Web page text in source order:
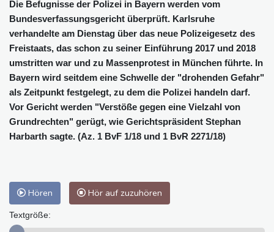
Die Befugnisse der Polizei in Bayern werden vom
Bundesverfassungsgericht überprüft. Karlsruhe
verhandelte am Dienstag über das neue Polizeigesetz des
Freistaats, das schon zu seiner Einführung 2017 und 2018
umstritten war und zu Massenprotest in München führte. In
Bayern wird seitdem eine Schwelle der "drohenden Gefahr"
als Zeitpunkt festgelegt, zu dem die Polizei handeln darf.
Vor Gericht werden "Verstöße gegen eine Vielzahl von
Grundrechten" gerügt, wie Gerichtspräsident Stephan
Harbarth sagte. (Az. 1 BvF 1/18 und 1 BvR 2271/18)
Hören Hör auf zuzuhören
Textgröße: